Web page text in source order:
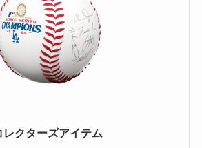
レクターズアイテム